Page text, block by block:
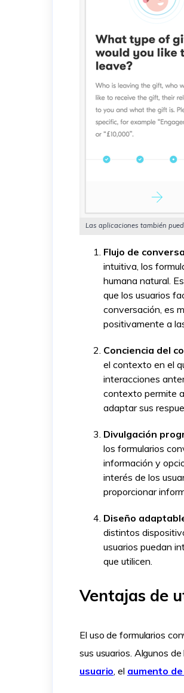
Las aplicaciones también
Flujo de
intuitiva, los
humana natural.
que los usuarios
conversación, es
positivamente a
Conciencia del
el contexto en el
interacciones
contexto permite
adaptar sus
Divulgación
los formularios
información y
interés de los
proporcionar
Diseño
distintos
usuarios puedan
que utilicen.
Ventajas de
El uso de formularios
sus usuarios. Algunos
usuario, el aumento